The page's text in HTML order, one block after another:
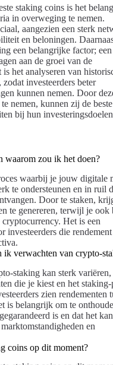
staking coins is het
in overweging te nemen.
aangezien een sterk
en beloningen.
een belangrijke factor;
aan de groei van de
het analyseren van
zodat investeerders beter
kunnen nemen. Door
nemen, kunnen zij de
bij hun
waarom zou ik het doen?
waarbij je jouw digitale
te ondersteunen en in ruil
Door te staken,
te genereren, terwijl je ook
Het is een
investeerders die
ik verwachten van crypto-
staking kan sterk variëren,
die je kiest en het
zien rendementen
is belangrijk om te
is en dat het kan
en
coins op dit moment?